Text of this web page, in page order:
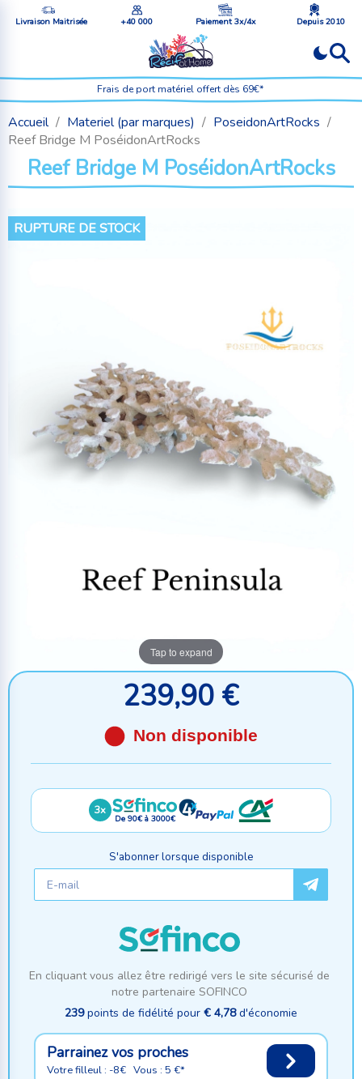
Livraison Maitrisée +40 000 Paiement 3x/4x Depuis 2010
Frais de port matériel offert dès 69€*
Accueil Materiel (par marques)
PoseidonArtRocks
Reef Bridge M PoséidonArtRocks
Reef Bridge M PoséidonArtRocks
RUPTURE DE STOCK
Tap to expand
239,90 €
Non disponible
3x
De 90€ à 3000€
S'abonner lorsque disponible
239points de fidélité pour € 4,78d'économie
En cliquant vous allez être redirigé vers le site sécurisé de
notre partenaire SOFINCO
Parrainez vos proches
Votre filleul : -8€ Vous : 5 €*